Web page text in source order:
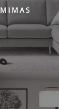
MIMAS